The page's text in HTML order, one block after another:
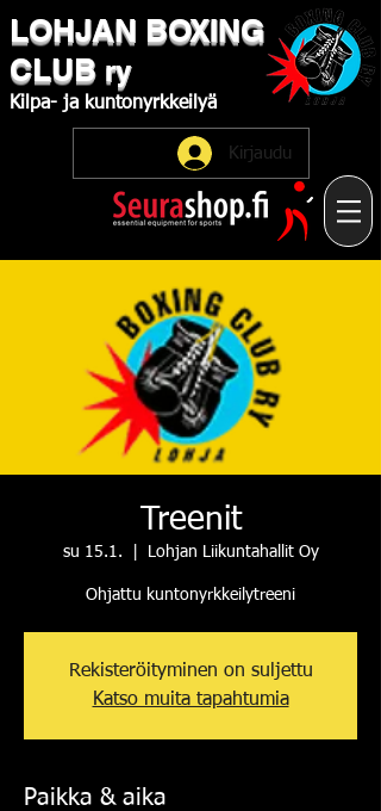
LOHJAN ​BOXING
CLUB ry
Kilpa- ja kuntonyrkkeilyä
Kirjaudu
Treenit
su 15.1. Lohjan Liikuntahallit Oy
Ohjattu kuntonyrkkeilytreeni
Rekisteröityminen on suljettu
Katso muita tapahtumia
Paikka & aika